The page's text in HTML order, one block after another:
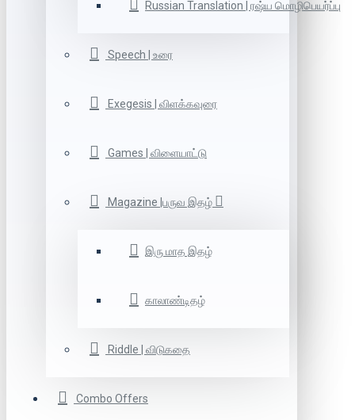
Russian Translation | ரஷ்ய மொழிபெயர்ப்பு
Speech | உரை
Exegesis | விளக்கவுரை
Games | விளையாட்டு
Magazine |பருவ இதழ்
இரு மாத இதழ்
காலாண்டிதழ்
Riddle | விடுகதை
Combo Offers